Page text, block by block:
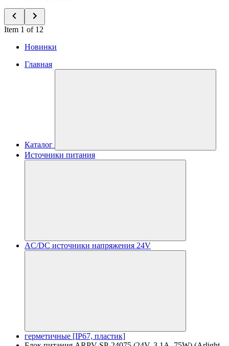
Item 1 of 12
Новинки
Главная
Каталог
Источники питания
AC/DC источники напряжения 24V
герметичные [IP67, пластик]